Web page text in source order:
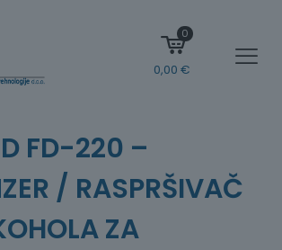
0
0,00 €
FD-220 –
/ RASPRŠIVAČ
ZA